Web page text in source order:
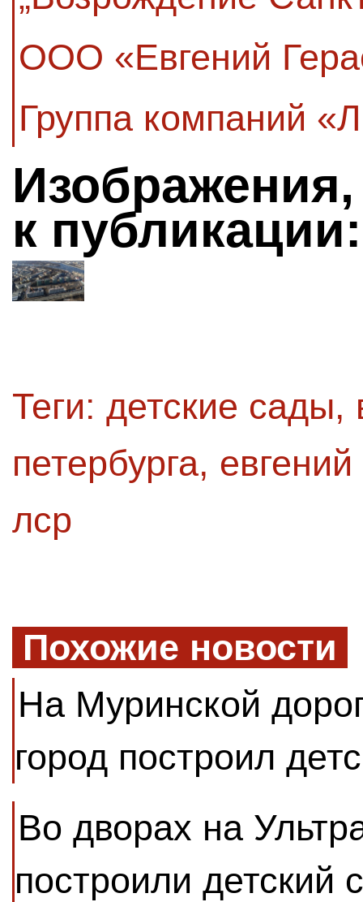
ООО «Евгений
Группа компаний
к публикации:
Теги: детские сады,
петербурга,
лср
Похожие новости
На Муринской
город построил
Во дворах на
построили детский